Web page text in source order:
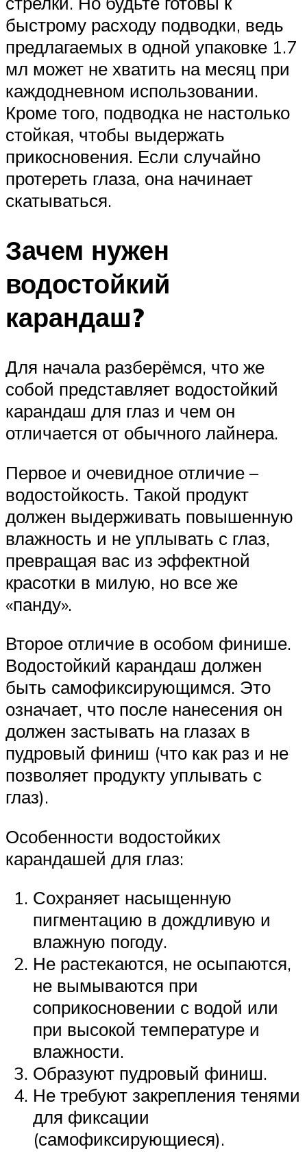
быстрому расходу подводки, ведь
предлагаемых в одной упаковке 1.7
мл может не хватить на месяц при
каждодневном использовании.
Кроме того, подводка не настолько
стойкая, чтобы выдержать
прикосновения. Если случайно
протереть глаза, она начинает
скатываться.
Зачем нужен
водостойкий
карандаш?
Для начала разберёмся, что же
собой представляет водостойкий
карандаш для глаз и чем он
отличается от обычного лайнера.
Первое и очевидное отличие –
водостойкость. Такой продукт
должен выдерживать повышенную
влажность и не уплывать с глаз,
превращая вас из эффектной
красотки в милую, но все же
«панду».
Второе отличие в особом финише.
Водостойкий карандаш должен
быть самофиксирующимся. Это
означает, что после нанесения он
должен застывать на глазах в
пудровый финиш (что как раз и не
позволяет продукту уплывать с
глаз).
Особенности водостойких
карандашей для глаз:
Сохраняет насыщенную
пигментацию в дождливую и
влажную погоду.
Не растекаются, не осыпаются,
не вымываются при
соприкосновении с водой или
при высокой температуре и
влажности.
Образуют пудровый финиш.
Не требуют закрепления тенями
для фиксации
(самофиксирующиеся).